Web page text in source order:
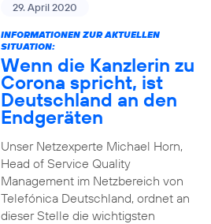
29. April 2020
INFORMATIONEN ZUR AKTUELLEN
SITUATION:
Wenn die Kanzlerin zu
Corona spricht, ist
Deutschland an den
Endgeräten
Unser Netzexperte Michael Horn,
Head of Service Quality
Management im Netzbereich von
Telefónica Deutschland, ordnet an
dieser Stelle die wichtigsten